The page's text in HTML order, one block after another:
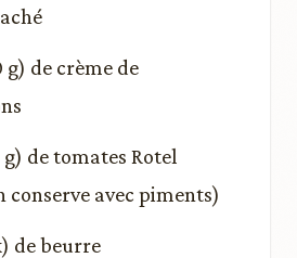
g) de crème de
g) de tomates Rotel
conserve avec piments)
de beurre